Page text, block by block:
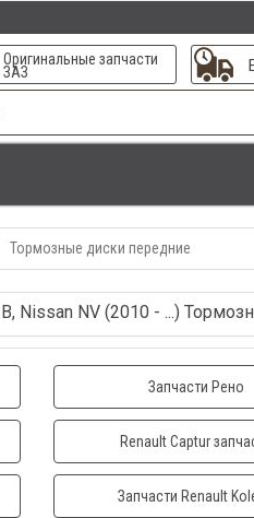
Оригинальные запчасти
ЗАЗ
Тормозные диски передние
Nissan NV (2010 - ...)
Запчасти Рено
Renault Captur
Запчасти Renault